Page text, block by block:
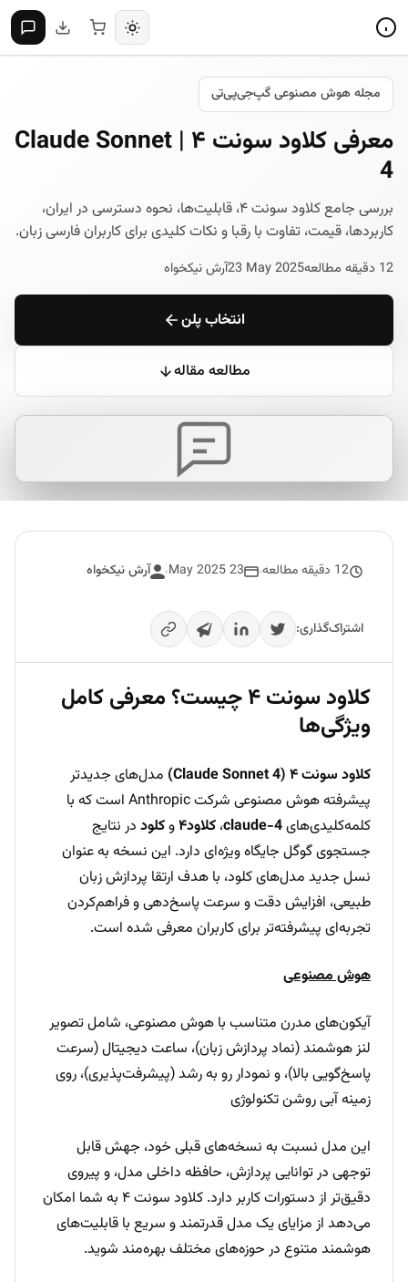
مجله هوش مصنوعی گپ‌جی‌پی‌تی
معرفی کلاود سونت ۴ | Claude Sonnet
4
بررسی جامع کلاود سونت ۴، قابلیت‌ها، نحوه دسترسی در ایران،
کاربردها، قیمت، تفاوت با رقبا و نکات کلیدی برای کاربران فارسی زبان.
12 دقیقه مطالعه 23 May 2025آرش نیکخواه
انتخاب پلن
مطالعه مقاله
12 دقیقه مطالعه 23 May 2025 آرش نیکخواه
اشتراک‌گذاری:
کلاود سونت ۴ چیست؟ معرفی کامل
ویژگی‌ها
کلاود سونت ۴ (Claude Sonnet 4)
مدل‌های جدیدتر
پیشرفته هوش مصنوعی شرکت Anthropic است که با
کلمه‌کلیدی‌هایclaude-4، کلاود۴ وکلود در نتایج
جستجوی گوگل جایگاه ویژه‌ای دارد. این نسخه به عنوان
نسل جدید مدل‌های کلود، با هدف ارتقا پردازش زبان
طبیعی، افزایش دقت و سرعت پاسخ‌دهی و فراهم‌کردن
تجربه‌ای پیشرفته‌تر برای کاربران معرفی شده است.
هوش مصنوعی
آیکون‌های مدرن متناسب با هوش مصنوعی، شامل تصویر
لنز هوشمند (نماد پردازش زبان)، ساعت دیجیتال (سرعت
پاسخ‌گویی بالا)، و نمودار رو‌ به رشد (پیشرفت‌پذیری)، روی
زمینه آبی روشن تکنولوژی
این مدل نسبت به نسخه‌های قبلی خود، جهش قابل
توجهی در توانایی پردازش، حافظه داخلی مدل، و پیروی
دقیق‌تر از دستورات کاربر دارد. کلاود سونت ۴ به شما امکان
می‌دهد از مزایای یک مدل قدرتمند و سریع با قابلیت‌های
هوشمند متنوع در حوزه‌های مختلف بهره‌مند شوید.